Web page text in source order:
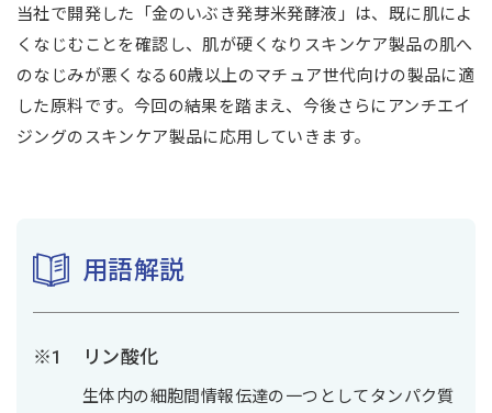
当社で開発した「金のいぶき発芽米発酵液」は、既に肌によ
くなじむことを確認し、肌が硬くなりスキンケア製品の肌へ
のなじみが悪くなる60歳以上のマチュア世代向けの製品に適
した原料です。今回の結果を踏まえ、今後さらにアンチエイ
ジングのスキンケア製品に応用していきます。
用語解説
リン酸化
生体内の細胞間情報伝達の一つとしてタンパク質